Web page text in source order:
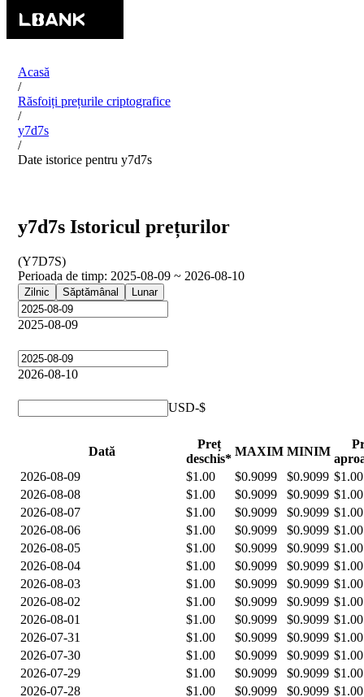
Acasă
/
Răsfoiți prețurile criptografice
/
y7d7s
/
Date istorice pentru y7d7s
y7d7s Istoricul prețurilor
(Y7D7S)
Perioada de timp: 2025-08-09 ~ 2026-08-10
Zilnic Săptămânal Lunar
2025-08-09
2026-08-10
USD-$
Dată
Preț
deschis*
MAXIM MINIM
2026-08-09
$1.00 $0.9099 $0.9099 $1.00
2026-08-08
$1.00 $0.9099 $0.9099 $1.00
2026-08-07
$1.00 $0.9099 $0.9099 $1.00
2026-08-06
$1.00 $0.9099 $0.9099 $1.00
2026-08-05
$1.00 $0.9099 $0.9099 $1.00
2026-08-04
$1.00 $0.9099 $0.9099 $1.00
2026-08-03
$1.00 $0.9099 $0.9099 $1.00
2026-08-02
$1.00 $0.9099 $0.9099 $1.00
2026-08-01
$1.00 $0.9099 $0.9099 $1.00
2026-07-31
$1.00 $0.9099 $0.9099 $1.00
2026-07-30
$1.00 $0.9099 $0.9099 $1.00
2026-07-29
$1.00 $0.9099 $0.9099 $1.00
2026-07-28
$1.00 $0.9099 $0.9099 $1.00